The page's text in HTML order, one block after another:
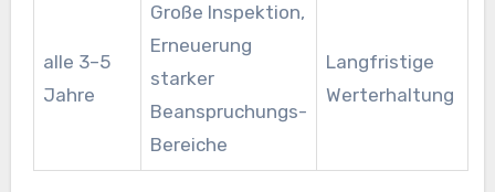
alle 3–5
Jahre
Große Inspektion,
Erneuerung
starker
Beanspruchungs-
Bereiche
Langfristige
Werterhaltung